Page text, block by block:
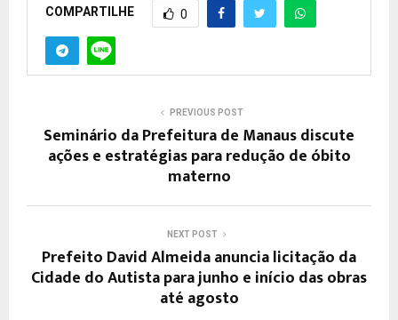
COMPARTILHE 0
PREVIOUS POST
Seminário da Prefeitura de Manaus discute
ações e estratégias para redução de óbito
materno
NEXT POST
Prefeito David Almeida anuncia licitação da
Cidade do Autista para junho e início das obras
até agosto